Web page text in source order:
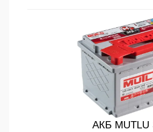
АКБ MUTLU